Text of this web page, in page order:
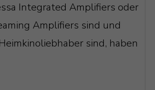
Integrated Amplifiers oder
Amplifiers sind und
sind, haben